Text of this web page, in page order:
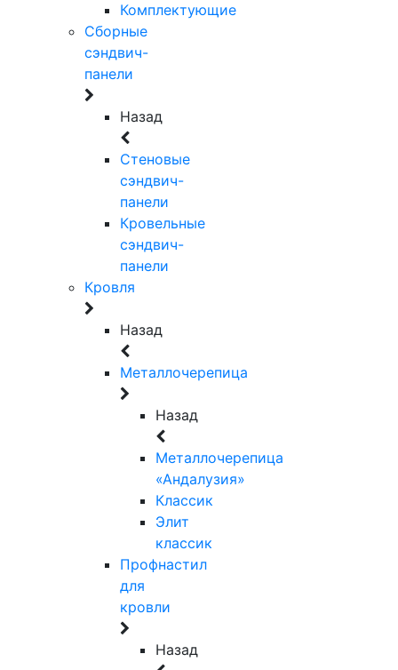
Комплектующие
Сборные
сэндвич-
панели
Назад
Стеновые
сэндвич-
панели
Кровельные
сэндвич-
панели
Кровля
Назад
Металлочерепица
Назад
Металлочерепица
«Андалузия»
Классик
Элит
классик
Профнастил
для
кровли
Назад